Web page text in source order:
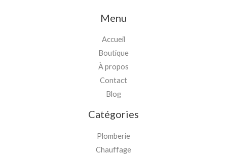
Menu
Accueil
Boutique
À propos
Contact
Blog
Catégories
Plomberie
Chauffage